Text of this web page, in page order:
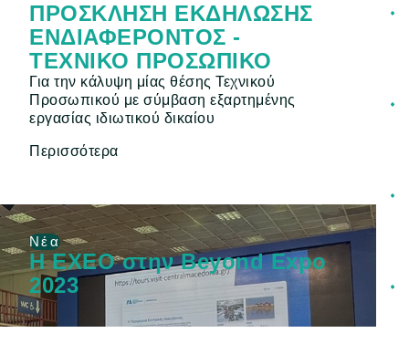
ΠΡΟΣΚΛΗΣΗ ΕΚΔΗΛΩΣΗΣ
ΕΝΔΙΑΦΕΡΟΝΤΟΣ -
ΤΕΧΝΙΚΟ ΠΡΟΣΩΠΙΚΟ
Για την κάλυψη μίας θέσης Τεχνικού
Προσωπικού με σύμβαση εξαρτημένης
εργασίας ιδιωτικού δικαίου
Περισσότερα
Νέα
Η ΕΧΕΟ στην Beyond Expo
2023